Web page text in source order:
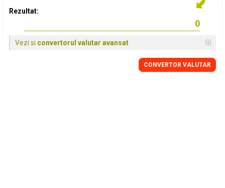
Rezultat:
Vezi si convertorul valutar avansat
CONVERTOR VALUTAR